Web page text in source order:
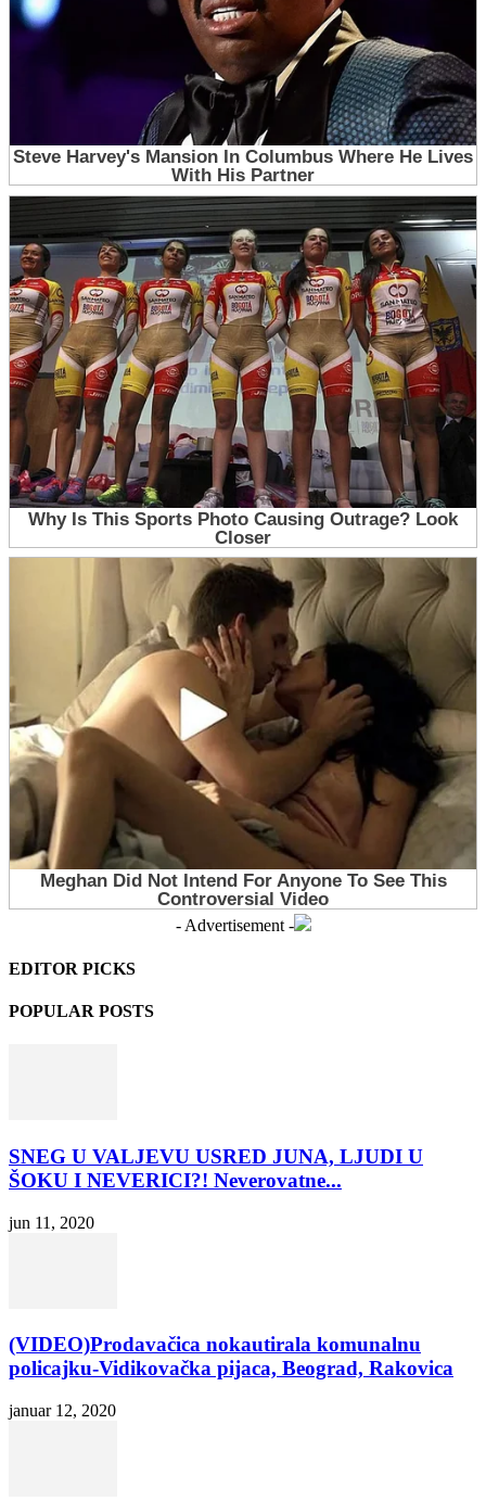
- Advertisement -
EDITOR PICKS
POPULAR POSTS
SNEG U VALJEVU USRED JUNA, LJUDI U
ŠOKU I NEVERICI?! Neverovatne...
jun 11, 2020
(VIDEO)Prodavačica nokautirala komunalnu
policajku-Vidikovačka pijaca, Beograd, Rakovica
januar 12, 2020